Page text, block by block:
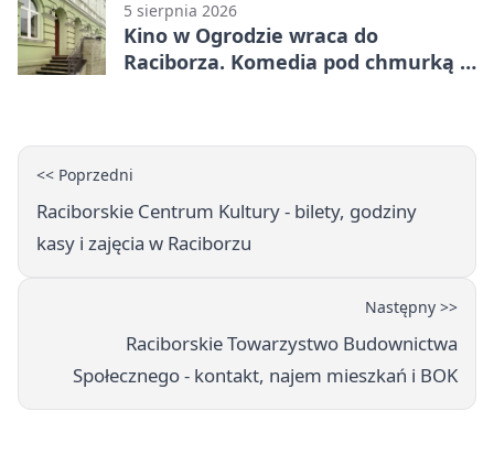
5 sierpnia 2026
Kino w Ogrodzie wraca do
Raciborza. Komedia pod chmurką w
<< Poprzedni
Raciborskie Centrum Kultury - bilety, godziny
kasy i zajęcia w Raciborzu
Następny >>
Raciborskie Towarzystwo Budownictwa
Społecznego - kontakt, najem mieszkań i BOK